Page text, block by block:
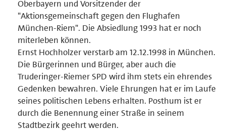
Oberbayern und Vorsitzender der
"Aktionsgemeinschaft gegen den Flughafen
München-Riem". Die Absiedlung 1993 hat er noch
miterleben können.
Ernst Hochholzer verstarb am 12.12.1998 in München.
Die Bürgerinnen und Bürger, aber auch die
Truderinger-Riemer SPD wird ihm stets ein ehrendes
Gedenken bewahren. Viele Ehrungen hat er im Laufe
seines politischen Lebens erhalten. Posthum ist er
durch die Benennung einer Straße in seinem
Stadtbezirk geehrt werden.